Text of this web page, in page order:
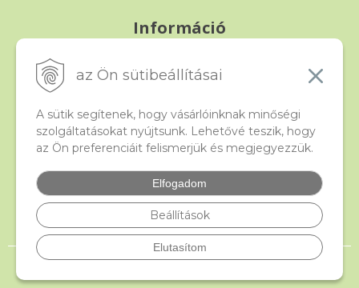
az Ön sütibeállításai
A sütik segítenek, hogy vásárlóinknak minőségi
szolgáltatásokat nyújtsunk. Lehetővé teszik, hogy
az Ön preferenciáit felismerjük és megjegyezzük.
Elfogadom
Beállítások
Elutasítom
Információ
Panasz, árucsere és visszáru
Beado
Kapcsolat
Gyakori kérdések
Facebook
© 2026 beado.hu, a gyöngyök webáruháza •NextShop&e-shop Pohoda